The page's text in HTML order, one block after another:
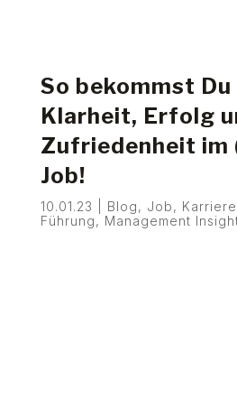
So bekommst Du
Klarheit, Erfolg
Zufriedenheit im
Job!
10.01.23 Blog, Job, Karriere
Führung, Management